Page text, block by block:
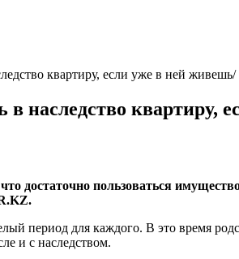
квартиру, если уже в ней живешь
наследство квартиру,
достаточно пользоваться
период для каждого. В это время
и с наследством.